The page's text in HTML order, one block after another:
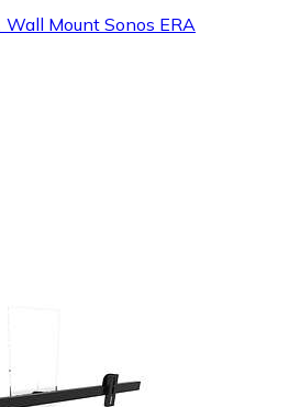
Mount Sonos ERA